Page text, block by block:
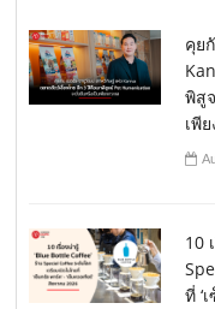
คุย
พิสู
เพี
10
ที่ ‘